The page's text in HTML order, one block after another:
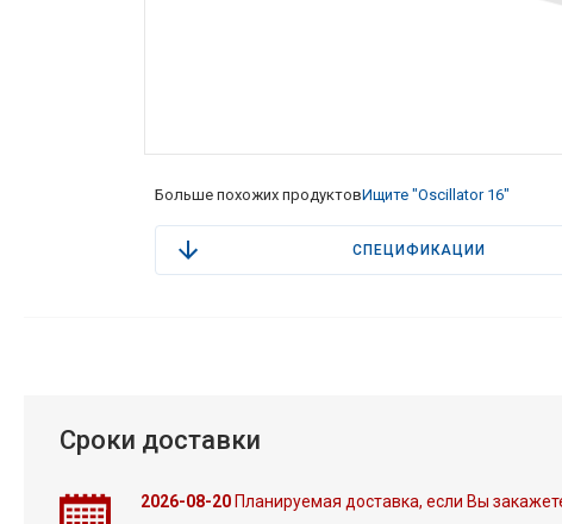
Больше похожих продуктовИщите "Oscillator 16"
СПЕЦИФИКАЦИИ
Сроки доставки
2026-08-20Планируемая доставка, если Вы